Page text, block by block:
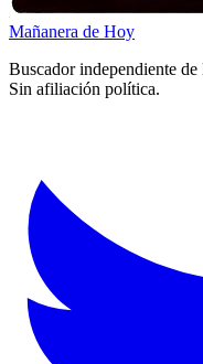
Mañanera de Hoy
Buscador independiente
Sin afiliación política.